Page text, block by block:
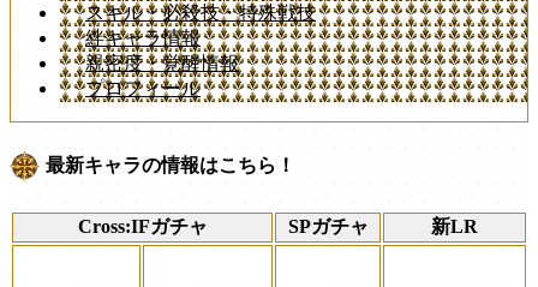
スキル・必殺技・特殊戦技
絆キャラ情報
親密度・覚醒情報
プロフィール
最新キャラの情報はこちら！
Cross:IFガチャ SPガチャ 新LR